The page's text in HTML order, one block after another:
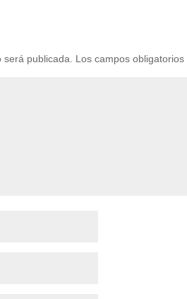
publicada. Los campos